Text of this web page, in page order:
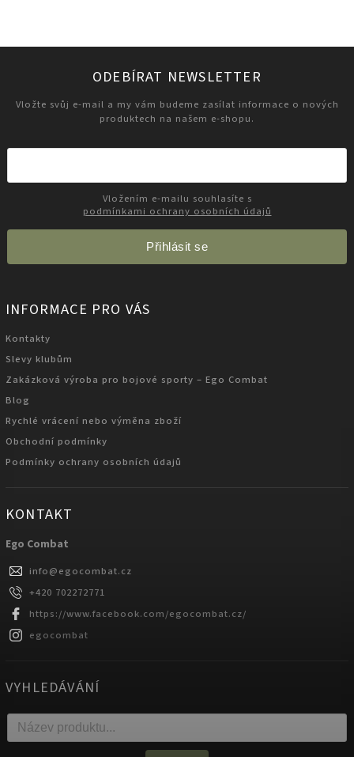
ODEBÍRAT NEWSLETTER
Vložte svůj e-mail a my vám budeme zasílat informace o nových
produktech na našem e-shopu.
podmínkami ochrany osobních údajů
Přihlásit se
INFORMACE PRO VÁS
Kontakty
Slevy klubům
Zakázková výroba pro bojové sporty – Ego Combat
Blog
Rychlé vrácení nebo výměna zboží
Obchodní podmínky
Podmínky ochrany osobních údajů
KONTAKT
Ego Combat
info@egocombat.cz
+420 702272771
https://www.facebook.com/egocombat.cz/
egocombat
VYHLEDÁVÁNÍ